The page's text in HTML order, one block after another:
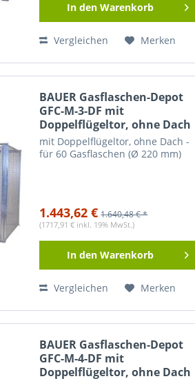
In den Warenkorb
Vergleichen Merken
BAUER Gasflaschen-Depot
GFC-M-3-DF mit
Doppelflügeltor, ohne Dach
mit Doppelflügeltor, ohne Dach -
für 60 Gasflaschen (Ø 220 mm)
1.443,62 € 1.640,48 € *
(1717,91 € inkl. 19% MwSt.)
In den Warenkorb
Vergleichen Merken
BAUER Gasflaschen-Depot
GFC-M-4-DF mit
Doppelflügeltor, ohne Dach